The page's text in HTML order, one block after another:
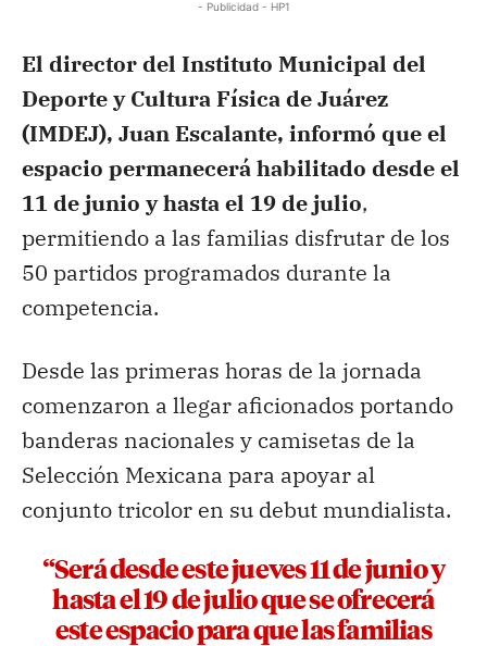
- Publicidad - HP1
El director del Instituto Municipal del
Deporte y Cultura Física de Juárez
(IMDEJ), Juan Escalante, informó que el
espacio permanecerá habilitado desde el
11 de junio y hasta el 19 de julio,
permitiendo a las familias disfrutar de los
50 partidos programados durante la
competencia.
Desde las primeras horas de la jornada
comenzaron a llegar aficionados portando
banderas nacionales y camisetas de la
Selección Mexicana para apoyar al
conjunto tricolor en su debut mundialista.
“Será desde este jueves 11 de junio y
hasta el 19 de julio que se ofrecerá
este espacio para que las familias